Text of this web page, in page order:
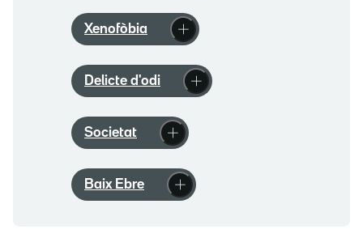
Xenofòbia
Delicte d'odi
Societat
Baix Ebre